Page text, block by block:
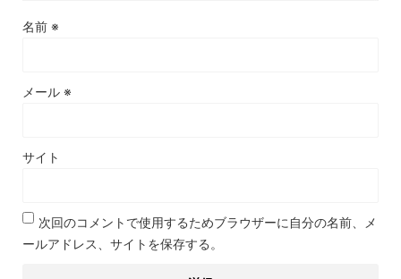
名前 ※
メール ※
サイト
次回のコメントで使用するためブラウザーに自分の名前、メ
ールアドレス、サイトを保存する。